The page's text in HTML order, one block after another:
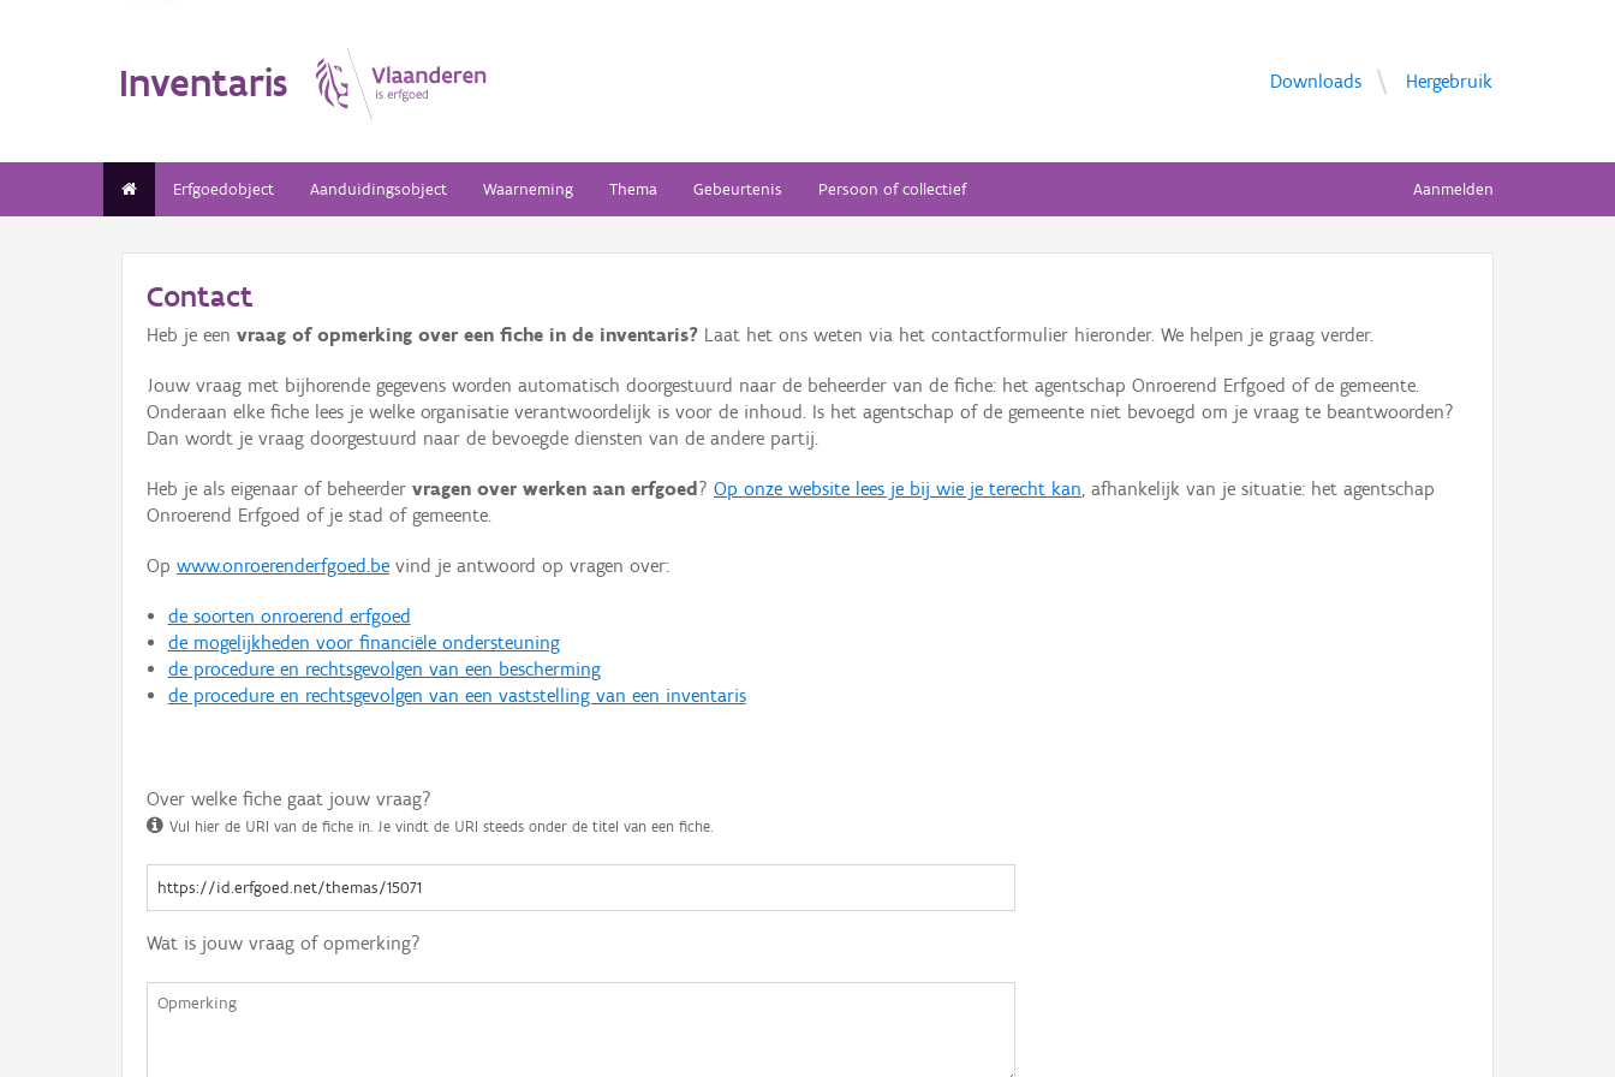
Inventaris Downloads Hergebruik
Erfgoedobject Aanduidingsobject Waarneming Thema Gebeurtenis Persoon of collectief Aanmelden
Contact
Heb je een vraag of opmerking over een fiche in de inventaris? Laat het ons weten via het contactformulier hieronder. We helpen je graag verder.
Jouw vraag met bijhorende gegevens worden automatisch doorgestuurd naar de beheerder van de fiche: het agentschap Onroerend Erfgoed of de gemeente.
Onderaan elke fiche lees je welke organisatie verantwoordelijk is voor de inhoud. Is het agentschap of de gemeente niet bevoegd om je vraag te beantwoorden?
Dan wordt je vraag doorgestuurd naar de bevoegde diensten van de andere partij.
Heb je als eigenaar of beheerder vragen over werken aan erfgoed ? Op onze website lees je bij wie je terecht kan, afhankelijk van je situatie: het agentschap
Onroerend Erfgoed of je stad of gemeente.
Op www.onroerenderfgoed.be vind je antwoord op vragen over:
de soorten onroerend erfgoed
de mogelijkheden voor financiële ondersteuning
de procedure en rechtsgevolgen van een bescherming
de procedure en rechtsgevolgen van een vaststelling van een inventaris
Over welke fiche gaat jouw vraag?
Vul hier de URI van de fiche in. Je vindt de URI steeds onder de titel van een fiche.
Wat is jouw vraag of opmerking?